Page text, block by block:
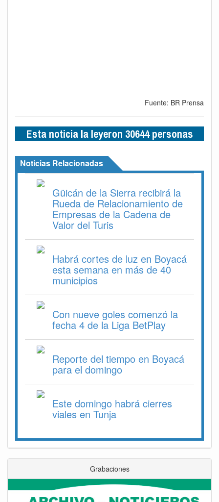
Fuente: BR Prensa
Esta noticia la leyeron 30644 personas
Noticias Relacionadas
Güicán de la Sierra recibirá la
Rueda de Relacionamiento de
Empresas de la Cadena de
Valor del Turis
Habrá cortes de luz en Boyacá
esta semana en más de 40
municipios
Con nueve goles comenzó la
fecha 4 de la Liga BetPlay
Reporte del tiempo en Boyacá
para el domingo
Este domingo habrá cierres
viales en Tunja
Grabaciones